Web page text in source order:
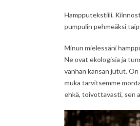
Hampputekstiili.
pumpulin pehmeäksi
Minun mielessäni
Ne ovat ekologisia ja
vanhan kansan jutut.
muka tarvitsemme
ehkä, toivottavasti, sen